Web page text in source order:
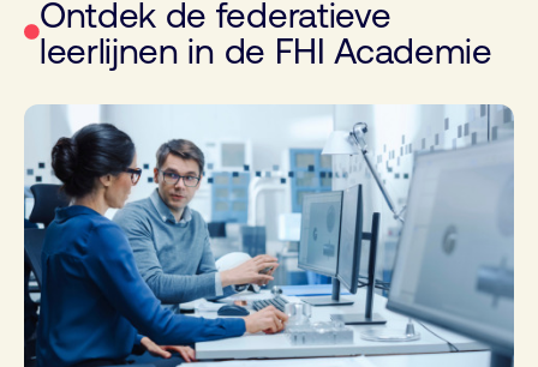
Ontdek de federatieve
leerlijnen in de FHI Academie